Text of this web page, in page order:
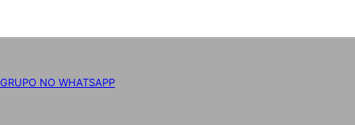
GRUPO NO WHATSAPP